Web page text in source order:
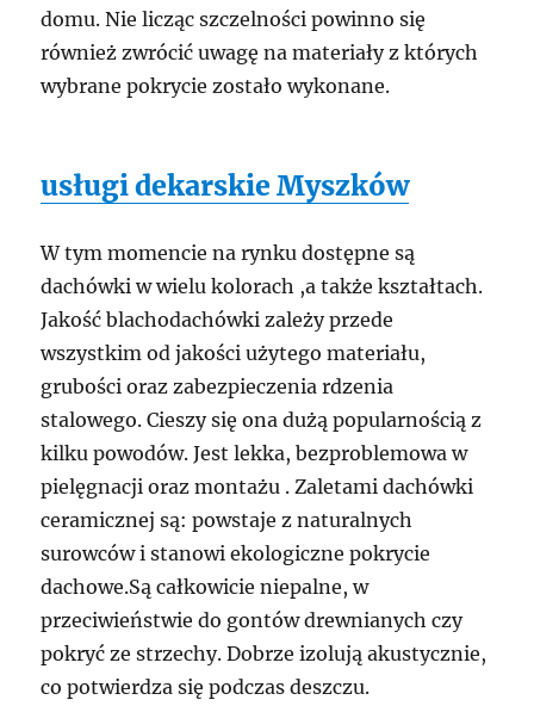
domu. Nie licząc szczelności powinno się
również zwrócić uwagę na materiały z których
wybrane pokrycie zostało wykonane.
usługi dekarskie Myszków
W tym momencie na rynku dostępne są
dachówki w wielu kolorach ,a także kształtach.
Jakość blachodachówki zależy przede
wszystkim od jakości użytego materiału,
grubości oraz zabezpieczenia rdzenia
stalowego. Cieszy się ona dużą popularnością z
kilku powodów. Jest lekka, bezproblemowa w
pielęgnacji oraz montażu . Zaletami dachówki
ceramicznej są: powstaje z naturalnych
surowców i stanowi ekologiczne pokrycie
dachowe.Są całkowicie niepalne, w
przeciwieństwie do gontów drewnianych czy
pokryć ze strzechy. Dobrze izolują akustycznie,
co potwierdza się podczas deszczu.